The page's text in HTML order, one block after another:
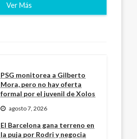
Ver Más
PSG monitorea a Gilberto
Mora, pero no hay oferta
formal por el juvenil de Xolos
agosto 7, 2026
El Barcelona gana terreno en
la puja por Rodri y negocia